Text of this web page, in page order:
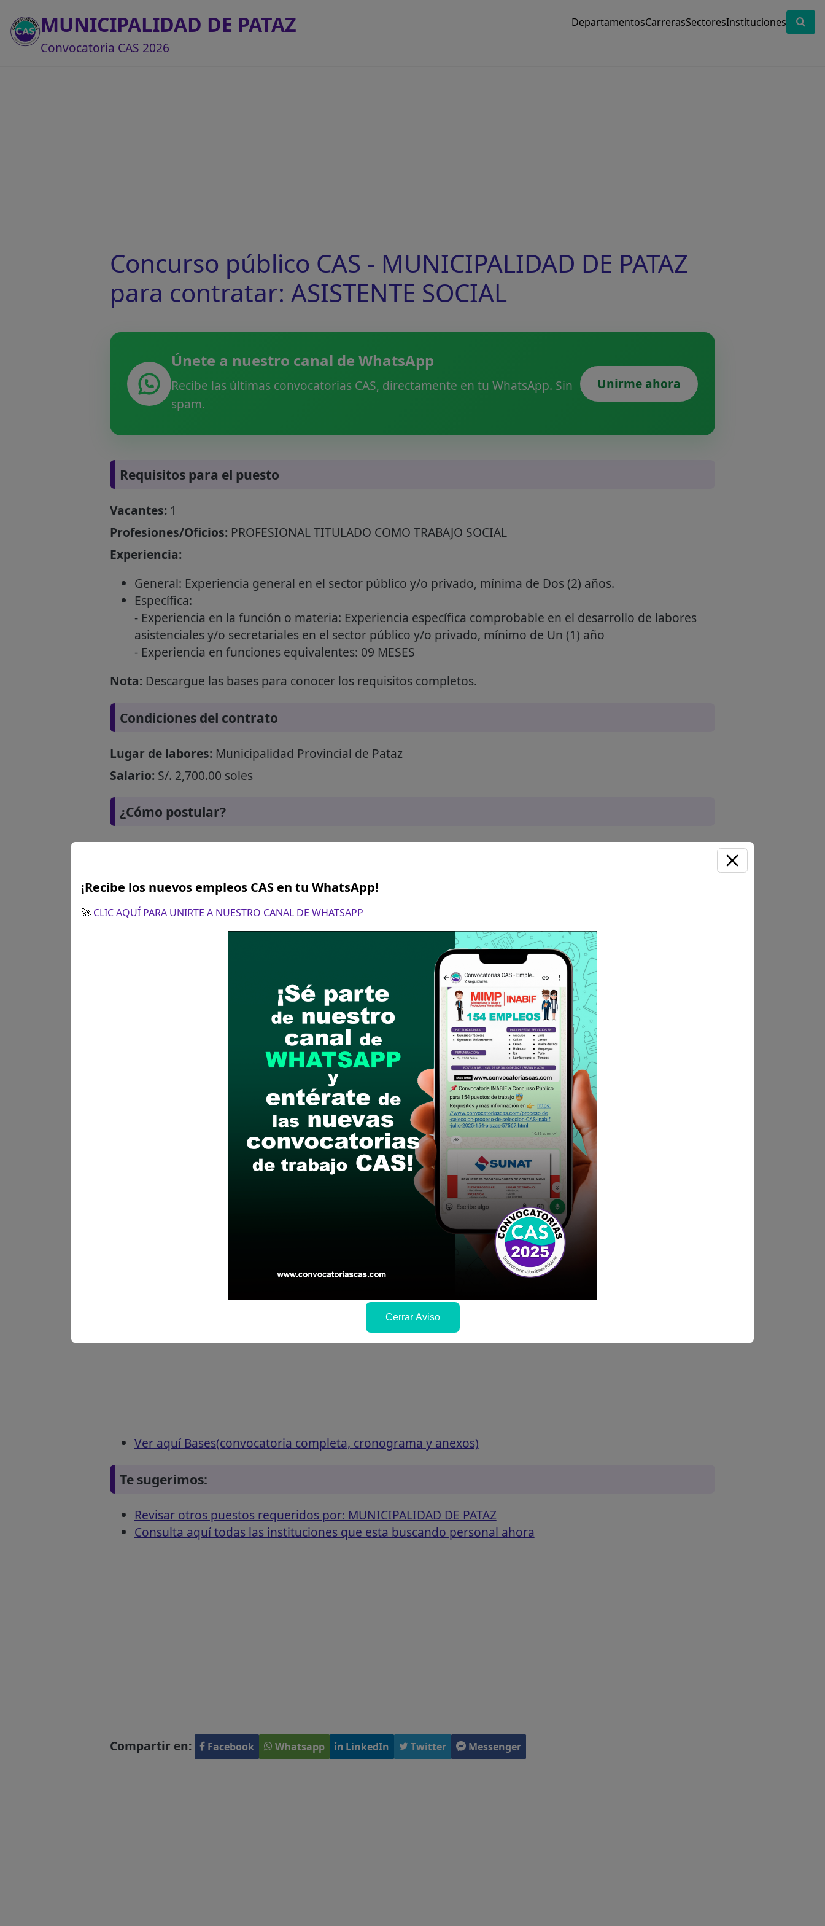
MUNICIPALIDAD DE PATAZ
Convocatoria CAS 2026
DepartamentosCarrerasSectoresInstituciones
Concurso público CAS - MUNICIPALIDAD DE PATAZ
para contratar: ASISTENTE SOCIAL
Únete a nuestro canal de WhatsApp
Recibe las últimas convocatorias CAS, directamente en tu WhatsApp. Sin
spam.
Unirme ahora
Requisitos para el puesto
Vacantes:1
Profesiones/Oficios:PROFESIONAL TITULADO COMO TRABAJO SOCIAL
Experiencia:
General: Experiencia general en el sector público y/o privado, mínima de Dos (2) años.
Específica:
- Experiencia en la función o materia: Experiencia específica comprobable en el desarrollo de labores
asistenciales y/o secretariales en el sector público y/o privado, mínimo de Un (1) año
- Experiencia en funciones equivalentes: 09 MESES
Nota:Descargue las bases para conocer los requisitos completos.
Condiciones del contrato
Lugar de labores:Municipalidad Provincial de Pataz
Salario:S/. 2,700.00 soles
¿Cómo postular?
03 de mayo del 2024
Postulación Presencial hasta las 17:00 horas del día viernes 3 de mayo del 2024.
(Recepción de Currículum Documentado) incluyendo los Anexos de Declaración jurada).
Recomendaciones para postular
Descarga y revisa a detalle las bases del concurso público
Antes de postular, verifica si cumples con los requisitos para el puesto
Prepara tu documentación y presentalo en la fechas y por los medios que indica las bases
Revisar el cronograma para conocer cuando se publicará los resultados
Ver aquí Bases(convocatoria completa, cronograma y anexos)
Te sugerimos:
Revisar otros puestos requeridos por: MUNICIPALIDAD DE PATAZ
Consulta aquí todas las instituciones que esta buscando personal ahora
Compartir en: Facebook Whatsapp LinkedIn Twitter Messenger
¡Recibe los nuevos empleos CAS en tu WhatsApp!
🚀 CLIC AQUÍ PARA UNIRTE A NUESTRO CANAL DE WHATSAPP
Cerrar Aviso